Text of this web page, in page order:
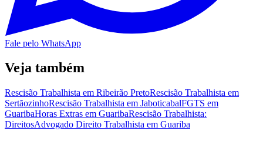
Fale pelo WhatsApp
Veja também
Rescisão Trabalhista em Ribeirão PretoRescisão Trabalhista em
SertãozinhoRescisão Trabalhista em JaboticabalFGTS em
GuaribaHoras Extras em GuaribaRescisão Trabalhista:
DireitosAdvogado Direito Trabalhista em Guariba